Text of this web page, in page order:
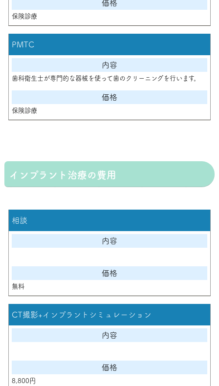
保険診療
PMTC
歯科衛生士が専門的な器械を使って歯のクリーニングを行います。
保険診療
インプラント治療の費用
相談
無料
CT撮影+インプラントシミュレーション
8,800円